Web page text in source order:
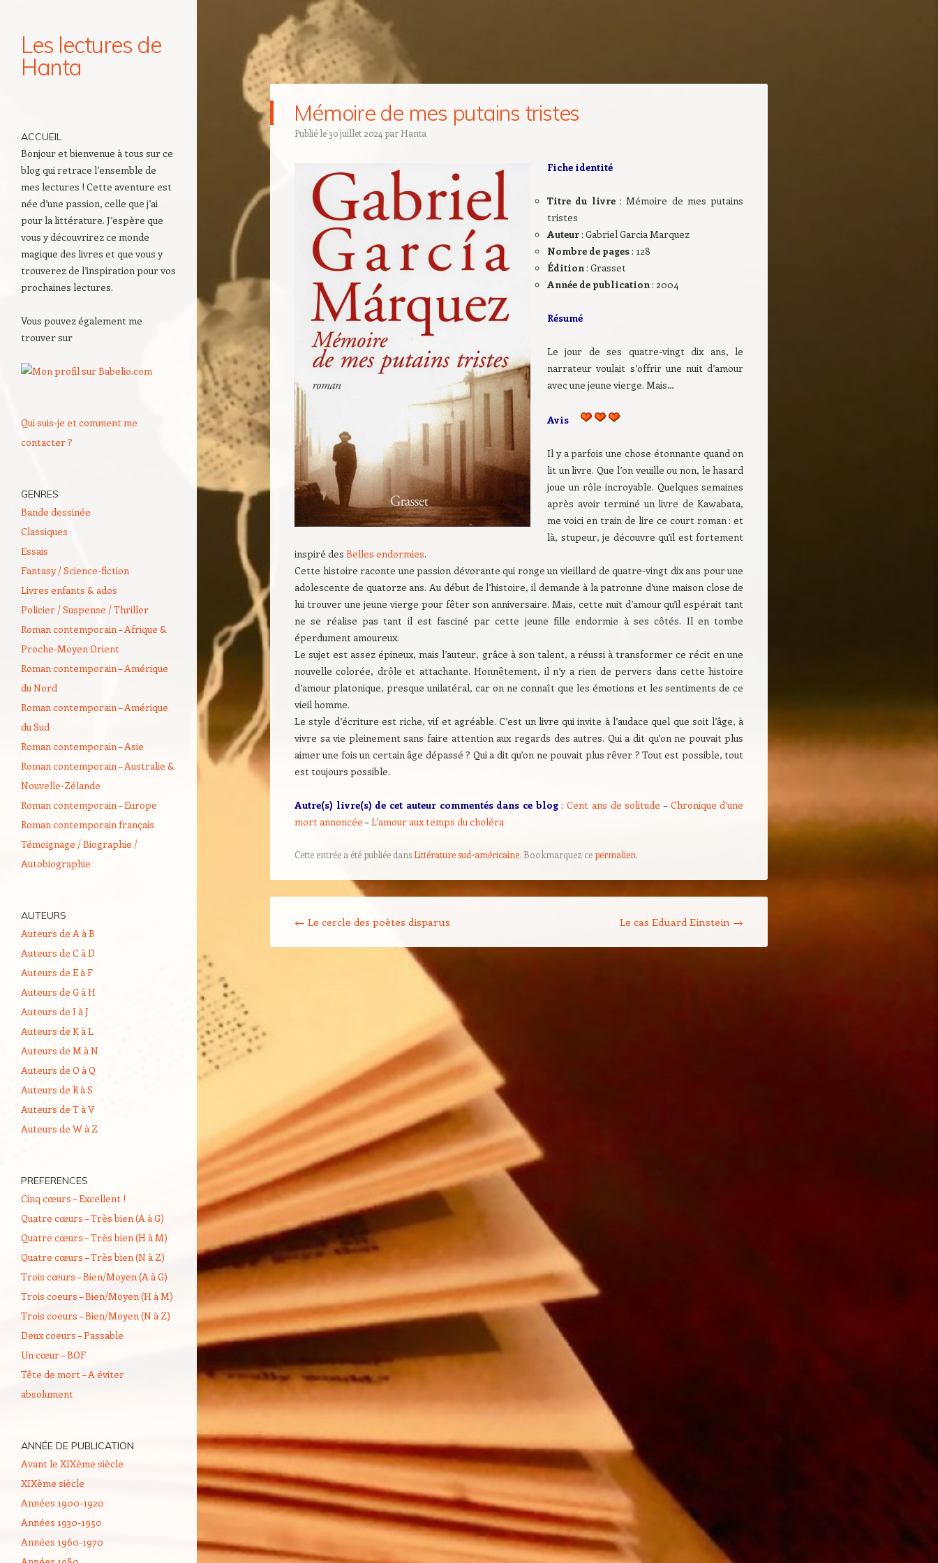
Les lectures de
Hanta
Mémoire de mes putains tristes
Publié le30 juillet 2024 par Hanta
Fiche identité
Titre du livre: Mémoire de mes putains
tristes
Auteur: Gabriel Garcia Marquez
Nombre de pages: 128
Édition: Grasset
Année de publication: 2004
Résumé
Le jour de ses quatre-vingt dix ans, le
narrateur voulait s’offrir une nuit d’amour
avec une jeune vierge. Mais…
Avis
Il y a parfois une chose étonnante quand on
lit un livre. Que l’on veuille ou non, le hasard
joue un rôle incroyable. Quelques semaines
après avoir terminé un livre de Kawabata,
me voici en train de lire ce court roman : et
là, stupeur, je découvre qu’il est fortement
inspiré des Belles endormies.
Cette histoire raconte une passion dévorante qui ronge un vieillard de quatre-vingt dix ans pour une
adolescente de quatorze ans. Au début de l’histoire, il demande à la patronne d’une maison close de
lui trouver une jeune vierge pour fêter son anniversaire. Mais, cette nuit d’amour qu’il espérait tant
ne se réalise pas tant il est fasciné par cette jeune fille endormie à ses côtés. Il en tombe
éperdument amoureux.
Le sujet est assez épineux, mais l’auteur, grâce à son talent, a réussi à transformer ce récit en une
nouvelle colorée, drôle et attachante. Honnêtement, il n’y a rien de pervers dans cette histoire
d’amour platonique, presque unilatéral, car on ne connaît que les émotions et les sentiments de ce
vieil homme.
Le style d’écriture est riche, vif et agréable. C’est un livre qui invite à l’audace quel que soit l’âge, à
vivre sa vie pleinement sans faire attention aux regards des autres. Qui a dit qu’on ne pouvait plus
aimer une fois un certain âge dépassé ? Qui a dit qu’on ne pouvait plus rêver ? Tout est possible, tout
est toujours possible.
Autre(s) livre(s) de cet auteur commentés dans ce blog:Cent ans de solitude – Chronique d’une
mort annoncée–L’amour aux temps du choléra
Cette entrée a été publiée dansLittérature sud-américaine. Bookmarquez cepermalien.
← Le cercle des poètes disparus Le cas Eduard Einstein →
ACCUEIL
Bonjour et bienvenue à tous sur ce
blog qui retrace l’ensemble de
mes lectures ! Cette aventure est
née d’une passion, celle que j’ai
pour la littérature. J’espère que
vous y découvrirez ce monde
magique des livres et que vous y
trouverez de l’inspiration pour vos
prochaines lectures.
Vous pouvez également me
trouver sur
Qui suis-je et comment me
contacter ?
GENRES
Bande dessinée
Classiques
Essais
Fantasy / Science-fiction
Livres enfants & ados
Policier / Suspense / Thriller
Roman contemporain – Afrique &
Proche-Moyen Orient
Roman contemporain – Amérique
du Nord
Roman contemporain – Amérique
du Sud
Roman contemporain – Asie
Roman contemporain – Australie &
Nouvelle-Zélande
Roman contemporain – Europe
Roman contemporain français
Témoignage / Biographie /
Autobiographie
AUTEURS
Auteurs de A à B
Auteurs de C à D
Auteurs de E à F
Auteurs de G à H
Auteurs de I à J
Auteurs de K à L
Auteurs de M à N
Auteurs de O à Q
Auteurs de R à S
Auteurs de T à V
Auteurs de W à Z
PREFERENCES
Cinq cœurs – Excellent !
Quatre cœurs – Très bien (A à G)
Quatre cœurs – Très bien (H à M)
Quatre cœurs – Très bien (N à Z)
Trois cœurs – Bien/Moyen (A à G)
Trois coeurs – Bien/Moyen (H à M)
Trois coeurs – Bien/Moyen (N à Z)
Deux coeurs – Passable
Un cœur – BOF
Tête de mort – A éviter
absolument
ANNÉE DE PUBLICATION
Avant le XIXème siècle
XIXème siècle
Années 1900-1920
Années 1930-1950
Années 1960-1970